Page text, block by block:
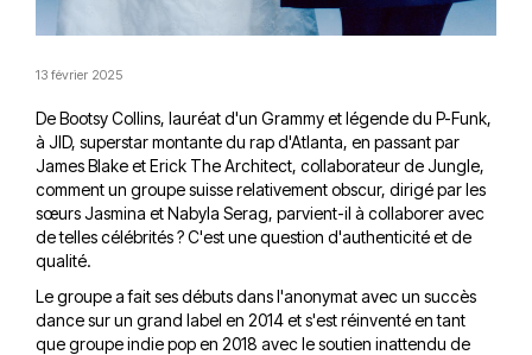
13 février 2025
De Bootsy Collins, lauréat d'un Grammy et légende du P-Funk,
à JID, superstar montante du rap d'Atlanta, en passant par
James Blake et Erick The Architect, collaborateur de Jungle,
comment un groupe suisse relativement obscur, dirigé par les
sœurs Jasmina et Nabyla Serag, parvient-il à collaborer avec
de telles célébrités ? C'est une question d'authenticité et de
qualité.
Le groupe a fait ses débuts dans l'anonymat avec un succès
dance sur un grand label en 2014 et s'est réinventé en tant
que groupe indie pop en 2018 avec le soutien inattendu de